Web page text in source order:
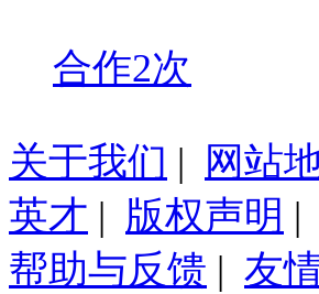
合作2次
关于我们 | 网站
英才 | 版权声明 |
帮助与反馈 | 友